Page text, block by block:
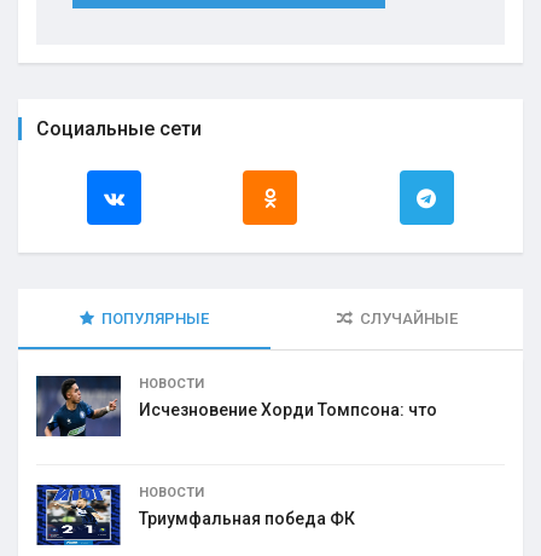
Социальные сети
ПОПУЛЯРНЫЕ СЛУЧАЙНЫЕ
НОВОСТИ
Исчезновение Хорди Томпсона: что
НОВОСТИ
Триумфальная победа ФК